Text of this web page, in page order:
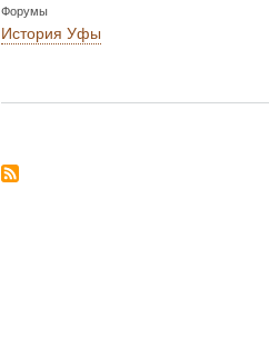
Форумы
История Уфы